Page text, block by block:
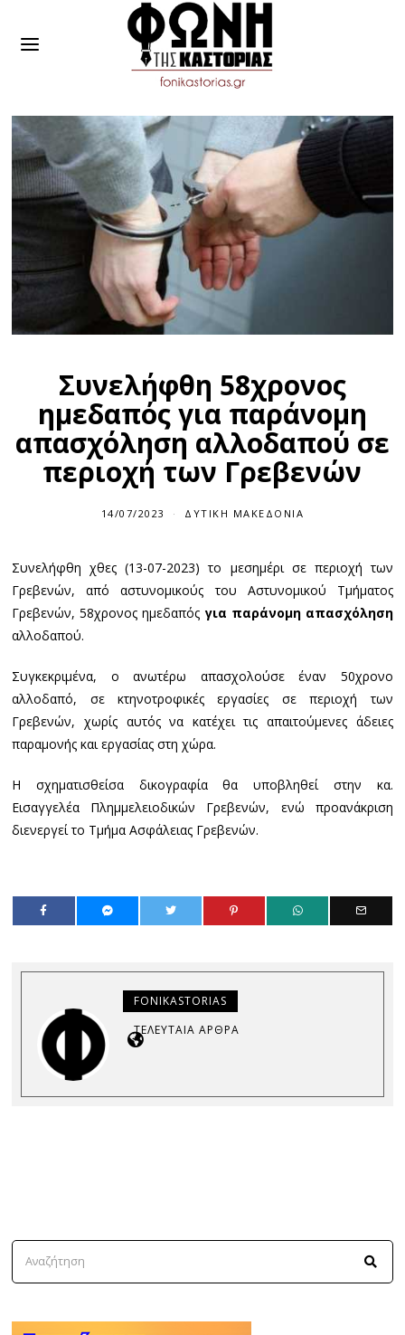
Συνελήφθη 58χρονος
ημεδαπός για παράνομη
απασχόληση αλλοδαπού σε
περιοχή των Γρεβενών
14/07/2023
7
2
0
2
ΔΥΤΙΚΉ ΜΑΚΕΔΟΝΊΑ
Συνελήφθη χθες (13-07-2023) το μεσημέρι σε περιοχή των
Γρεβενών, από αστυνομικούς του Αστυνομικού Τμήματος
Γρεβενών, 58χρονος ημεδαπός για παράνομη απασχόληση
αλλοδαπού.
Συγκεκριμένα, ο ανωτέρω απασχολούσε έναν 50χρονο
αλλοδαπό, σε κτηνοτροφικές εργασίες σε περιοχή των
Γρεβενών, χωρίς αυτός να κατέχει τις απαιτούμενες άδειες
παραμονής και εργασίας στη χώρα.
Η σχηματισθείσα δικογραφία θα υποβληθεί στην κα.
Εισαγγελέα Πλημμελειοδικών Γρεβενών, ενώ προανάκριση
διενεργεί το Τμήμα Ασφάλειας Γρεβενών.
FONIKASTORIAS
ΤΕΛΕΥΤΑΊΑ ΆΡΘΡΑ